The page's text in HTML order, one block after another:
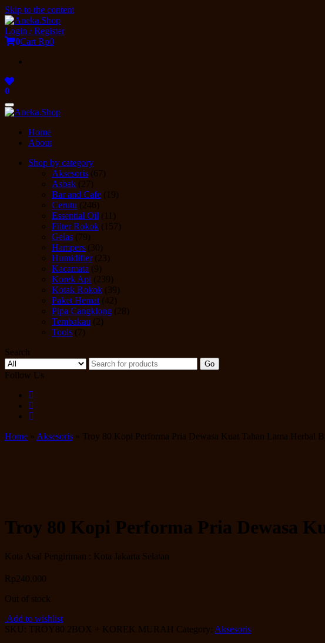
Skip to the content
Login / Register
0Cart Rp0
0
Toggle
navigation
Home
About
Shop by category
Aksesoris (67)
Asbak (27)
Bar and Cafe (19)
Cerutu (246)
Essential Oil (11)
Filter Rokok (157)
Gelas (79)
Hampers (30)
Humidifier(23)
Kacamata (9)
Korek Api (239)
Kotak Rokok (39)
Paket Hemat (42)
Pipa Cangklong (28)
Tembakau (2)
Tools (7)
Search
Go
Follow Us
Home » Aksesoris » Troy 80 Kopi Performa Pria Dewasa Kuat Tahan Lama Herbal
Troy 80 Kopi Performa Pria Dewasa
Kota Asal Pengiriman : Kota Jakarta Selatan
Rp240.000
Out of stock
Add to wishlist
SKU: TROY80 2BOX + KOREK MURAH Category: Aksesoris